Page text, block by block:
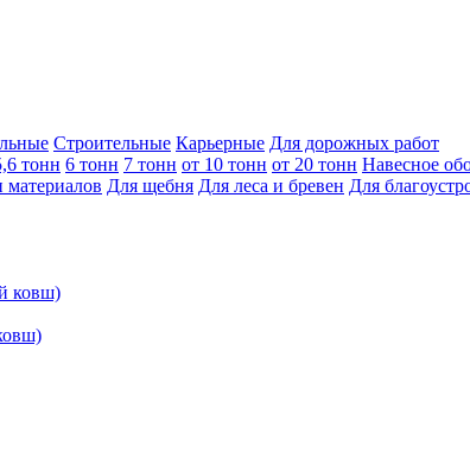
Строительные Карьерные Для дорожных работ
тонн 6 тонн 7 тонн от 10 тонн от 20 тонн Навесное
материалов Для щебня Для леса и бревен Для